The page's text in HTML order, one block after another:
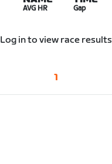
AVG HR Gap
Log in to view race results
1